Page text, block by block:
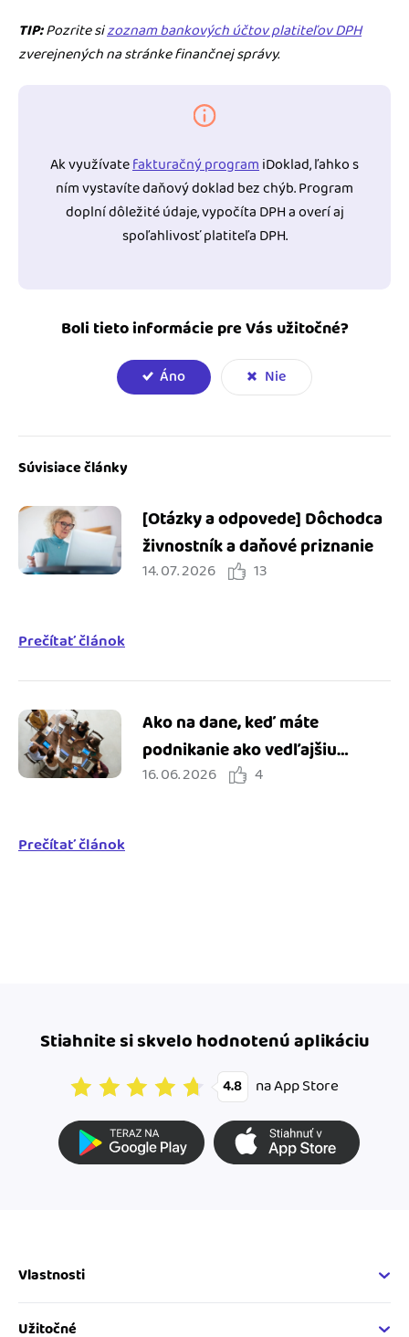
TIP:Pozrite sizoznam bankových účtov platiteľov DPH
zverejnených na stránke finančnej správy.
Ak využívatefakturačný programiDoklad, ľahko s
ním vystavíte daňový doklad bez chýb. Program
doplní dôležité údaje, vypočíta DPH a overí aj
spoľahlivosť platiteľa DPH.
Boli tieto informácie pre Vás užitočné?
Áno Nie
Súvisiace články
[Otázky a odpovede] Dôchodca
živnostník a daňové priznanie
14. 07. 2026 13
Prečítať článok
Ako na dane, keď máte
podnikanie ako vedľajšiu
činnosť
16. 06. 2026 4
Prečítať článok
Stiahnite si skvelo hodnotenú aplikáciu
4.8 na App Store
Vlastnosti
Fakturačné vlastnosti
Online fakturácia
Užitočné